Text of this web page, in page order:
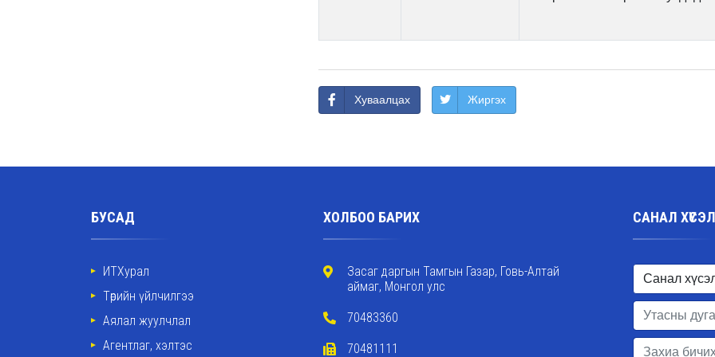
Хуваалцах Жиргэх
БУСАД
ИТХурал
Төрийн үйлчилгээ
Аялал жуулчлал
Агентлаг, хэлтэс
ХОЛБОО БАРИХ
Засаг даргын Тамгын Газар, Говь-Алтай
аймаг, Монгол улс
70483360
70481111
САНАЛ